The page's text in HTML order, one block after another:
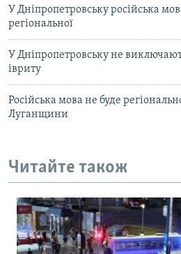
У Дніпропетровську російська
регіональної
У Дніпропетровську не
івриту
Російська мова не буде
Луганщини
Читайте також